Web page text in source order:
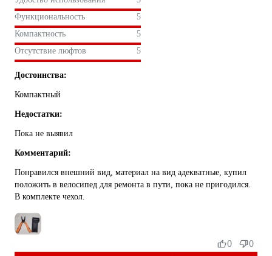
Функциональность
5
Компактность
5
Отсутствие люфтов
5
Достоинства:
Компактный
Недостатки:
Пока не выявил
Комментарий:
Понравился внешний вид, материал на вид адекватные, купил
положить в велосипед для ремонта в пути, пока не пригодился.
В комплекте чехол.
0 0